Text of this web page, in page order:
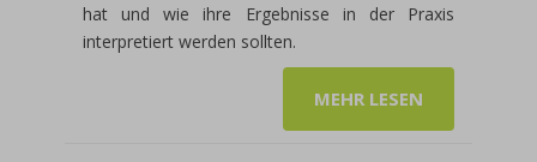
hat und wie ihre Ergebnisse in der Praxis
interpretiert werden sollten.
MEHR LESEN